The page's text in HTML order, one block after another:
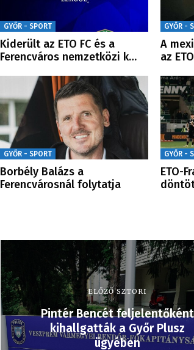
GYŐR - SPORT
Kiderült az ETO FC és a
Ferencváros nemzetközi k…
GYŐR -
A
az
GYŐR - SPORT
Borbély Balázs a
Ferencvárosnál folytatja
GYŐR -
ETO-
ELŐZŐ SZTORI
Pintér Bencét feljelentőként
kihallgatták a Győr Plusz
ügyében